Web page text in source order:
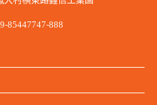
85447747-888